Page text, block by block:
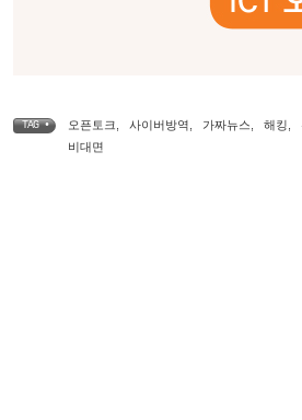
TAG • 오픈토크 사이버방역 가짜뉴스 해킹
비대면